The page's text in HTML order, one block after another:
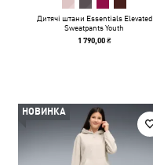
Дитячі штани Essentials Elevated
Sweatpants Youth
1 790,00 ₴
НОВИНКА